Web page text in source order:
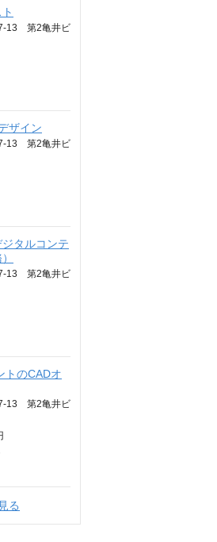
13 第2亀井ビ
ザイン
13 第2亀井ビ
ジタルコンテ
13 第2亀井ビ
トのCADオ
13 第2亀井ビ
る